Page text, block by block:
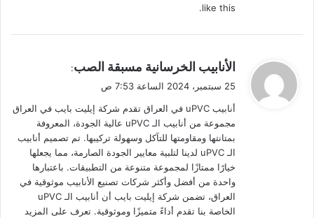
like this.
ي
ق
ل
الأنابيب الخرسانية مسبقة الصب:
25 سبتمبر، 2024 الساعة 7:53 ص
أنابيب uPVC في العراق تقدم شركة إيليت بايب في العراق
مجموعة من أنابيب الـ uPVC عالية الجودة، المعروفة
بمتانتها ومقاومتها للتآكل وسهولة تركيبها. تم تصميم أنابيب
الـ uPVC لدينا لتلبية معايير الجودة الصارمة، مما يجعلها
خيارًا ممتازًا لمجموعة متنوعة من التطبيقات. باعتبارها
واحدة من أفضل وأكثر شركات تصنيع الأنابيب موثوقية في
العراق، تضمن شركة إيليت بايب أن أنابيب الـ uPVC
الخاصة بنا تقدم أداءً متميزًا وموثوقية. تعرف على المزيد